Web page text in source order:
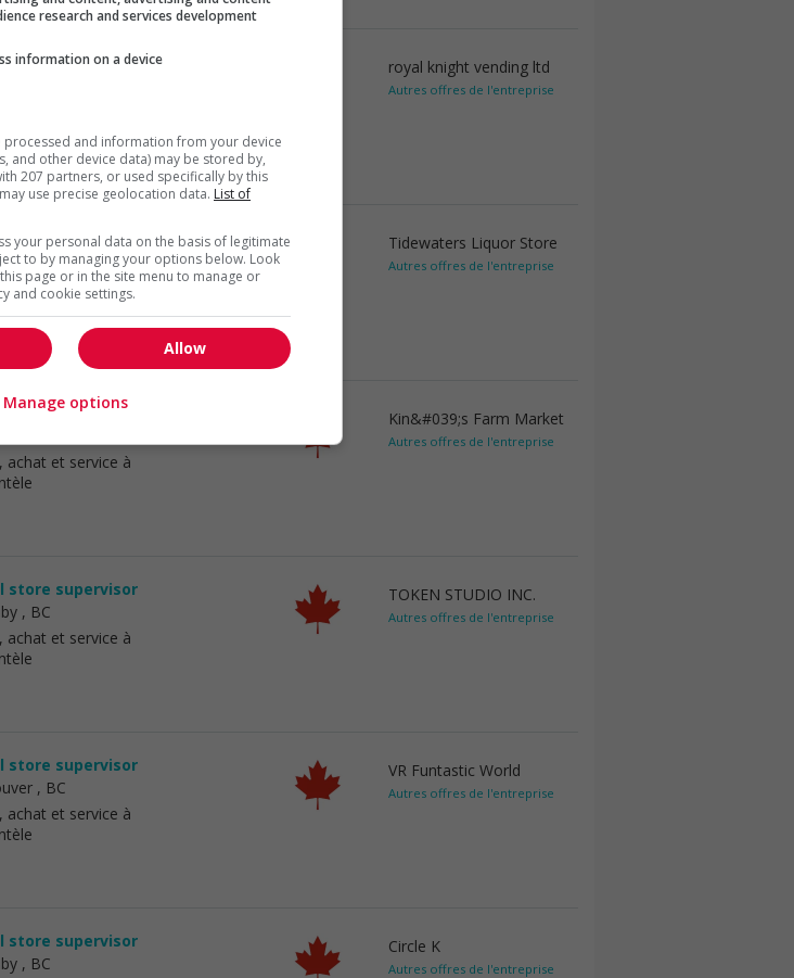
store supervisor
royal knight vending ltd
Autres offres de l'entreprise
store supervisor
, BC
achat et service à
Tidewaters Liquor Store
Autres offres de l'entreprise
store supervisor
achat et service à
Kin&#039;s Farm Market
Autres offres de l'entreprise
store supervisor
, BC
achat et service à
TOKEN STUDIO INC.
Autres offres de l'entreprise
store supervisor
, BC
achat et service à
VR Funtastic World
Autres offres de l'entreprise
store supervisor
, BC
Circle K
Autres offres de l'entreprise
research and services development
information on a device
and information from your device
and other device data) may be stored by,
207 partners, or used specifically by this
use precise geolocation data. List of
your personal data on the basis of legitimate
to by managing your options below. Look
page or in the site menu to manage or
and cookie settings.
Allow
Manage options